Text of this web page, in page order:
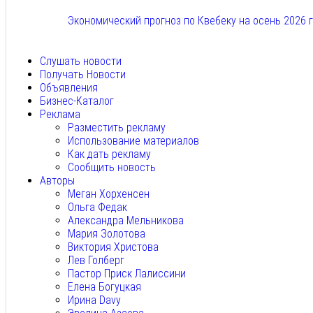
Экономический прогноз по Квебеку на осень 2026
Слушать новости
Получать Новости
Объявления
Бизнес-Каталог
Реклама
Разместить рекламу
Использование материалов
Как дать рекламу
Сообщить новость
Авторы
Меган Хорхенсен
Ольга Федак
Александра Мельникова
Мария Золотова
Виктория Христова
Лев Голберг
Пастор Приск Лалиссини
Елена Богуцкая
Ирина Davy